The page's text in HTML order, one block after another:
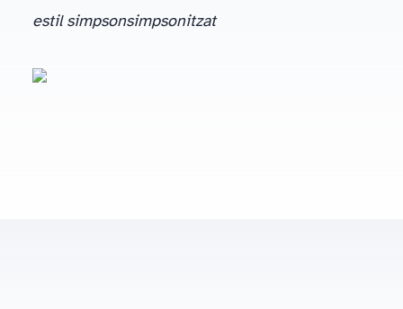
estil simpsonsimpsonitzat